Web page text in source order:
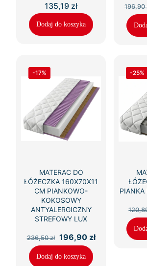
135,19 zł
Dodaj do koszyka
196,90
-17%
MATERAC DO
ŁÓŻECZKA 160X70X11
CM PIANKOWO-
KOKOSOWY
ANTYALERGICZNY
STREFOWY LUX
236,50zł
Pierwotna
cena
wynosiła:
236,50 zł.
196,90 złAktualna
Dodaj do koszyka
-25%